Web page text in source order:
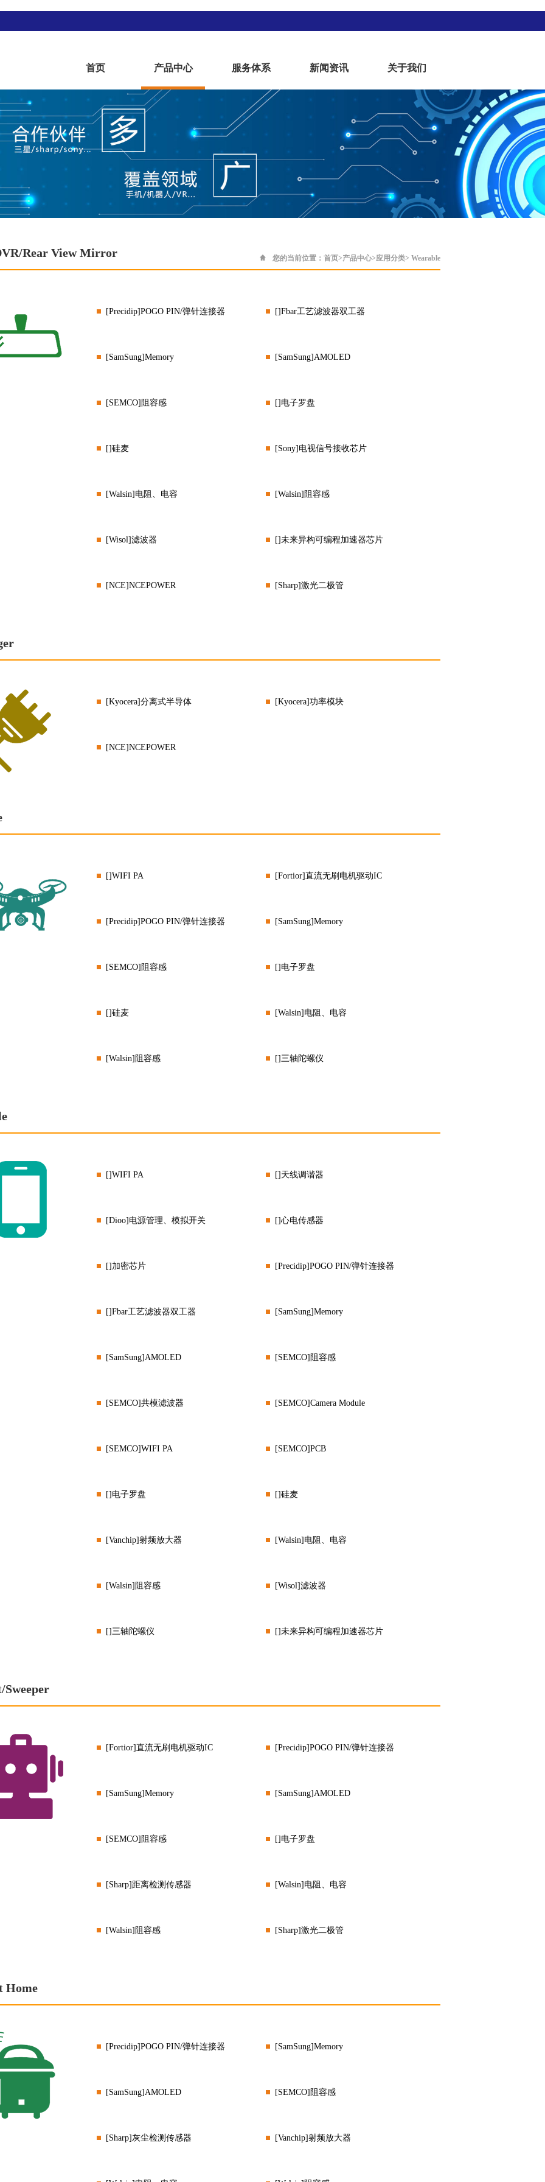
首页 产品中心 服务体系 新闻资讯 关于我们
Rear View Mirror 您的当前位置： 首页>产品中心>应用分类> Wearable
[Precidip]POGO PIN/弹针连接器 []Fbar工艺滤波器双工器
[SamSung]Memory [SamSung]AMOLED
[SEMCO]阻容感 []电子罗盘
[]硅麦 [Sony]电视信号接收芯片
[Walsin]电阻、电容 [Walsin]阻容感
[Wisol]滤波器 []未来异构可编程加速器芯片
[NCE]NCEPOWER [Sharp]激光二极管
[Kyocera]分离式半导体 [Kyocera]功率模块
[NCE]NCEPOWER
[]WIFI PA [Fortior]直流无刷电机驱动IC
[Precidip]POGO PIN/弹针连接器 [SamSung]Memory
[SEMCO]阻容感 []电子罗盘
[]硅麦 [Walsin]电阻、电容
[Walsin]阻容感 []三轴陀螺仪
[]WIFI PA []天线调谐器
[Dioo]电源管理、模拟开关 []心电传感器
[]加密芯片 [Precidip]POGO PIN/弹针连接器
[]Fbar工艺滤波器双工器 [SamSung]Memory
[SamSung]AMOLED [SEMCO]阻容感
[SEMCO]共模滤波器 [SEMCO]Camera Module
[SEMCO]WIFI PA [SEMCO]PCB
[]电子罗盘 []硅麦
[Vanchip]射频放大器 [Walsin]电阻、电容
[Walsin]阻容感 [Wisol]滤波器
[]三轴陀螺仪 []未来异构可编程加速器芯片
Sweeper
[Fortior]直流无刷电机驱动IC [Precidip]POGO PIN/弹针连接器
[SamSung]Memory [SamSung]AMOLED
[SEMCO]阻容感 []电子罗盘
[Sharp]距离检测传感器 [Walsin]电阻、电容
[Walsin]阻容感 [Sharp]激光二极管
Home
[Precidip]POGO PIN/弹针连接器 [SamSung]Memory
[SamSung]AMOLED [SEMCO]阻容感
[Sharp]灰尘检测传感器 [Vanchip]射频放大器